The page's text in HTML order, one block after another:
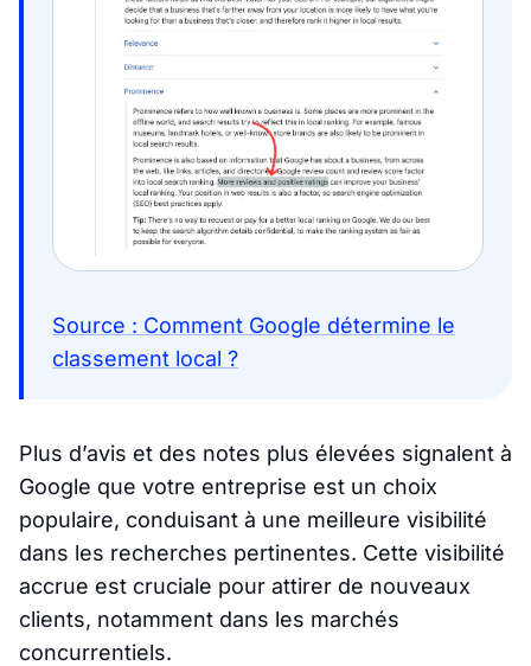
Source : Comment Google détermine le
classement local ?
Plus d’avis et des notes plus élevées signalent à
Google que votre entreprise est un choix
populaire, conduisant à une meilleure visibilité
dans les recherches pertinentes. Cette visibilité
accrue est cruciale pour attirer de nouveaux
clients, notamment dans les marchés
concurrentiels.